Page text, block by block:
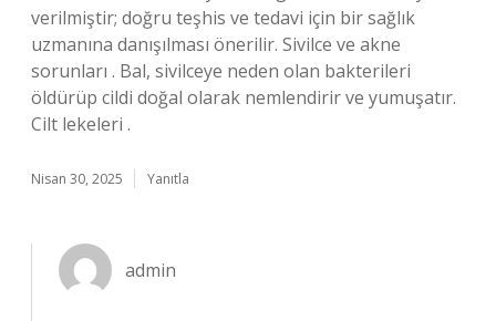
verilmiştir; doğru teşhis ve tedavi için bir sağlık
uzmanına danışılması önerilir. Sivilce ve akne
sorunları . Bal, sivilceye neden olan bakterileri
öldürüp cildi doğal olarak nemlendirir ve yumuşatır.
Cilt lekeleri .
Nisan 30, 2025 Yanıtla
admin